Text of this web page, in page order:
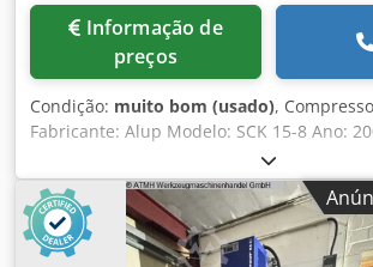
preços
Condição: muito bom (usado),
Fabricante: Alup Modelo: SCK 15-8 Ano:
m³/min Pressão: 8 bar Potência do motor:
Horas de carga: 14242 Horas de
Dcsdpfsxcybdox Alnsk Comprimento:
620 mm Altura: 900 mm Peso com palete: